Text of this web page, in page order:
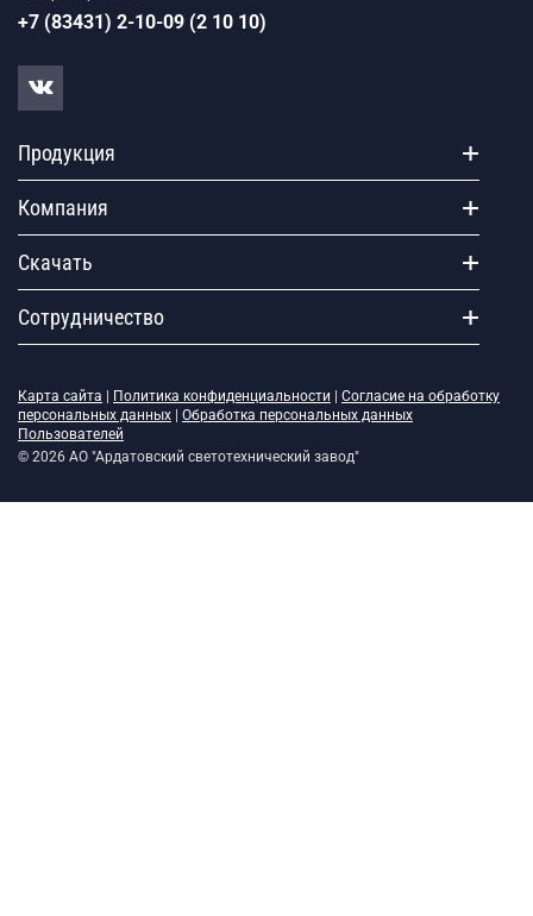
+7 (83431) 2-10-09 (2 10 10)
Продукция
Компания
Скачать
Сотрудничество
Карта сайта Политика конфиденциальности
Согласие на обработку
персональных данных
Обработка персональных данных
Пользователей
© 2026 АО "Ардатовский светотехнический завод"